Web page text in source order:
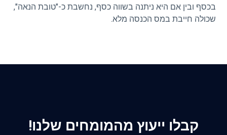
בכסף ובין אם היא ניתנה בשווה כסף, נחשבת כ-"טובת הנאה",
שכולה חייבת במס הכנסה מלא.
קבלו ייעוץ מהמומחים שלנו!